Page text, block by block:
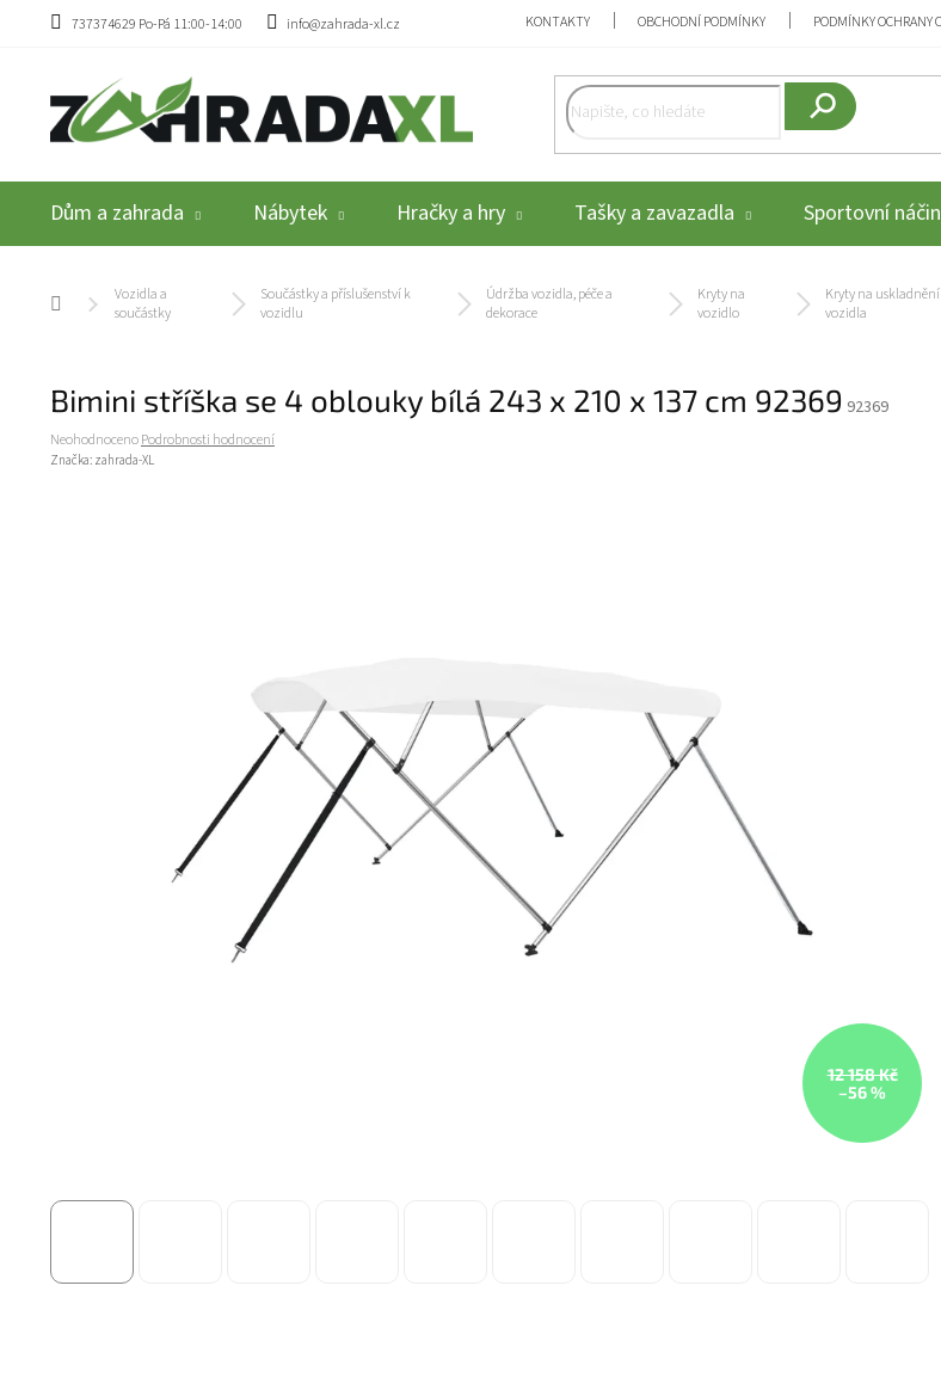
Přejít na obsah
737374629 Po-Pá 11:00-14:00 info@zahrada-xl.cz KONTAKTY OBCHODNÍ PODMÍNKY PODMÍNKY OCHRANY
Dům a zahrada Nábytek Hračky a hry Tašky a zavazadla Sportovní
Domů
Vozidla a
součástky
Součástky a příslušenství k
vozidlu
Údržba vozidla, péče a
dekorace
Kryty na
vozidlo
Kryty na uskladnění
vozidla
Bimini stříška se 4 oblouky bílá 243 x 210 x 137 cm 92369 92369
Průměrné hodnocení produktu je 0,0 z 5 hvězdiček.
NeohodnocenoPodrobnosti hodnocení
Značka: zahrada-XL
12 158 Kč
–56 %